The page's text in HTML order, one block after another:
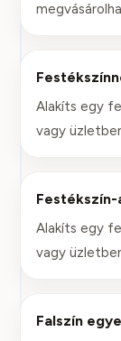
Alakíts egy
vagy
Festékszín-
Alakíts egy
vagy
Falszín